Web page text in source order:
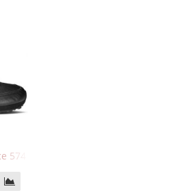
574 Triple Black Leather